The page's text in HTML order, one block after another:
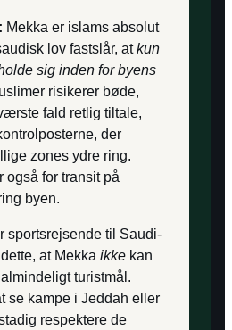
Mekka er islams absolut
lov fastslår, atkun
sig inden for byens
risikerer bøde,
fald retlig tiltale,
der
zones ydre ring.
for transit på
byen.
sportsrejsende til Saudi-
at Mekka ikke kan
turistmål.
se kampe i Jeddah eller
respektere de